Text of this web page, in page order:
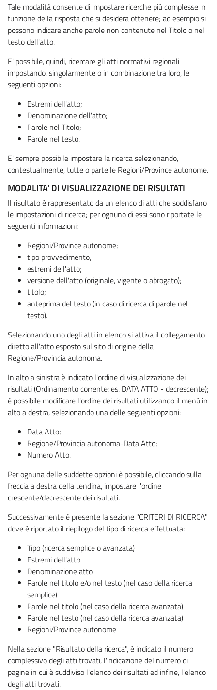
Tale modalità consente di impostare ricerche più complesse in
funzione della risposta che si desidera ottenere; ad esempio si
possono indicare anche parole non contenute nel Titolo o nel
testo dell'atto.
E' possibile, quindi, ricercare gli atti normativi regionali
impostando, singolarmente o in combinazione tra loro, le
seguenti opzioni:
Estremi dell'atto;
Denominazione dell'atto;
Parole nel Titolo;
Parole nel testo.
E' sempre possibile impostare la ricerca selezionando,
contestualmente, tutte o parte le Regioni/Province autonome.
MODALITA' DI VISUALIZZAZIONE DEI RISULTATI
Il risultato è rappresentato da un elenco di atti che soddisfano
le impostazioni di ricerca; per ognuno di essi sono riportate le
seguenti informazioni:
Regioni/Province autonome;
tipo provvedimento;
estremi dell'atto;
versione dell'atto (originale, vigente o abrogato);
titolo;
anteprima del testo (in caso di ricerca di parole nel
testo).
Selezionando uno degli atti in elenco si attiva il collegamento
diretto all'atto esposto sul sito di origine della
Regione/Provincia autonoma.
In alto a sinistra è indicato l'ordine di visualizzazione dei
risultati (Ordinamento corrente: es. DATA ATTO - decrescente);
è possibile modificare l'ordine dei risultati utilizzando il menù in
alto a destra, selezionando una delle seguenti opzioni:
Data Atto;
Regione/Provincia autonoma-Data Atto;
Numero Atto.
Per ognuna delle suddette opzioni è possibile, cliccando sulla
freccia a destra della tendina, impostare l'ordine
crescente/decrescente dei risultati.
Successivamente è presente la sezione "CRITERI DI RICERCA"
dove è riportato il riepilogo del tipo di ricerca effettuata:
Tipo (ricerca semplice o avanzata)
Estremi dell'atto
Denominazione atto
Parole nel titolo e/o nel testo (nel caso della ricerca
semplice)
Parole nel titolo (nel caso della ricerca avanzata)
Parole nel testo (nel caso della ricerca avanzata)
Regioni/Province autonome
Nella sezione "Risultato della ricerca", è indicato il numero
complessivo degli atti trovati, l'indicazione del numero di
pagine in cui è suddiviso l'elenco dei risultati ed infine, l'elenco
degli atti trovati.